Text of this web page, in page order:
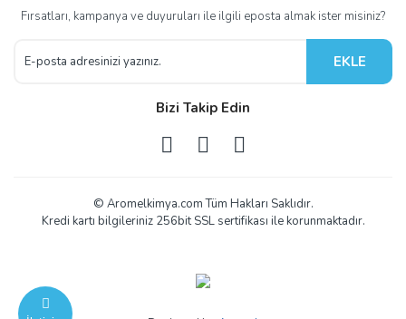
Fırsatları, kampanya ve duyuruları ile ilgili eposta almak ister misiniz?
EKLE
Bizi Takip Edin
© Aromelkimya.com Tüm Hakları Saklıdır.
Kredi kartı bilgileriniz 256bit SSL sertifikası ile korunmaktadır.